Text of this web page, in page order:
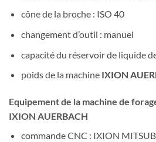
cône de la broche : ISO 40
changement d’outil : manuel
capacité du réservoir de liquide
poids de la machine IXION
Equipement de la machine de
IXION AUERBACH
commande CNC : IXION